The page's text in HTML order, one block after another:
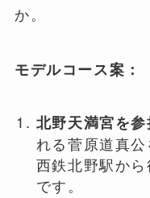
か。
モデルコース案：
北野天満宮を
れる菅原道真公
西鉄北野駅か
です。